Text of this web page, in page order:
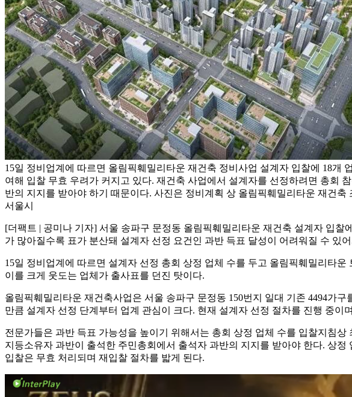
15일 정비업계에 따르면 올림픽훼밀리타운 재건축 정비사업 설계자 입찰에 18개
여해 입찰 무효 우려가 커지고 있다. 재건축 사업에서 설계자를 선정하려면 총회
반의 지지를 받아야 하기 때문이다. 사진은 정비계획 상 올림픽훼밀리타운 재건축
서울시
[더팩트 | 공미나 기자] 서울 송파구 문정동 올림픽훼밀리타운 재건축 설계자 입
가 많아질수록 표가 분산돼 설계자 선정 요건인 과반 득표 달성이 어려워질 수 있
15일 정비업계에 따르면 설계자 선정 총회 상정 업체 수를 두고 올림픽훼밀리타
이를 크게 웃도는 업체가 출사표를 던진 탓이다.
올림픽훼밀리타운 재건축사업은 서울 송파구 문정동 150번지 일대 기존 4494가
만큼 설계자 선정 단계부터 업계 관심이 크다. 현재 설계자 선정 절차를 진행 중이
전문가들은 과반 득표 가능성을 높이기 위해서는 총회 상정 업체 수를 입찰지침
지등소유자 과반이 출석한 주민총회에서 출석자 과반의 지지를 받아야 한다. 상
입찰은 무효 처리되며 재입찰 절차를 밟게 된다.